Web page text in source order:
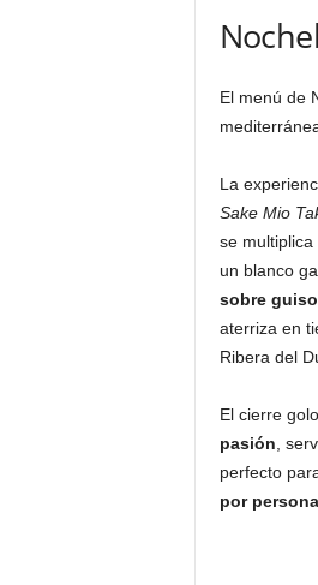
El menú de
La
Sake Mio
se multiplica
un blanco
sobre
aterriza en
Ribera del
El cierre
pasión ,
perfecto
por